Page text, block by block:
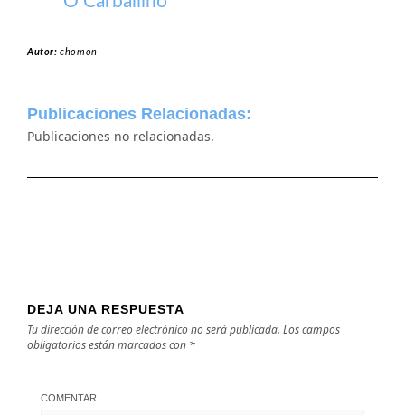
Autor:chomon
Publicaciones Relacionadas:
Publicaciones no relacionadas.
DEJA UNA RESPUESTA
Tu dirección de correo electrónico no será publicada. Los campos
obligatorios están marcados con *
COMENTAR